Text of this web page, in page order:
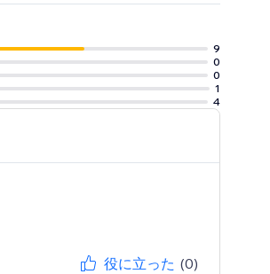
9
0
0
1
4
役に立った (0)